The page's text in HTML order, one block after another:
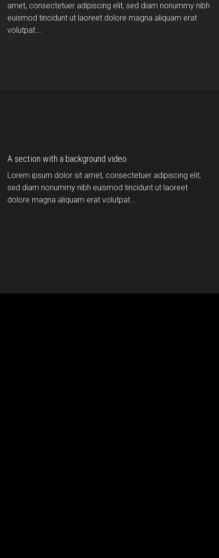
amet, consectetuer adipiscing elit, sed diam nonummy nibh
euismod tincidunt ut laoreet dolore magna aliquam erat
volutpat….
A section with a background video
Lorem ipsum dolor sit amet, consectetuer adipiscing elit,
sed diam nonummy nibh euismod tincidunt ut laoreet
dolore magna aliquam erat volutpat….